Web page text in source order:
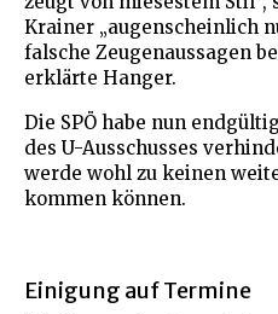
Krainer „augenscheinlich
falsche Zeugenaussagen
erklärte Hanger.
Die SPÖ habe nun
des U-Ausschusses
werde wohl zu keinen
kommen können.
Einigung auf Termine